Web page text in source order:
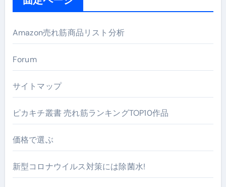
Amazon売れ筋商品リスト分析
Forum
サイトマップ
ピカキチ叢書 売れ筋ランキングTOP10作品
価格で選ぶ
新型コロナウイルス対策には除菌水!